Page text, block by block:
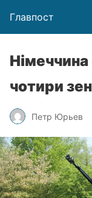
Главпост
чотири
Петр Юрьев